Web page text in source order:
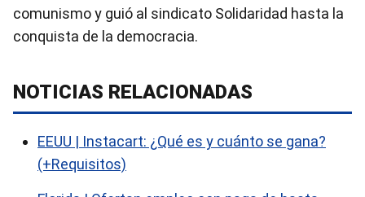
comunismo y guió al sindicato Solidaridad hasta la
conquista de la democracia.
NOTICIAS RELACIONADAS
EEUU | Instacart: ¿Qué es y cuánto se gana?
(+Requisitos)